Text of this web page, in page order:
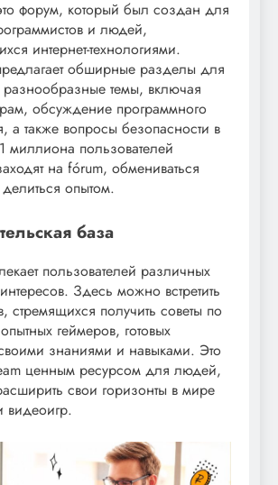
форум, который был создан для
и людей,
интернет-технологиями.
обширные разделы для
темы, включая
обсуждение программного
а также вопросы безопасности в
миллиона пользователей
на fórum, обмениваться
опытом.
база
пользователей различных
Здесь можно встретить
стремящихся получить советы по
геймеров, готовых
знаниями и навыками. Это
ценным ресурсом для людей,
свои горизонты в мире
видеоигр.